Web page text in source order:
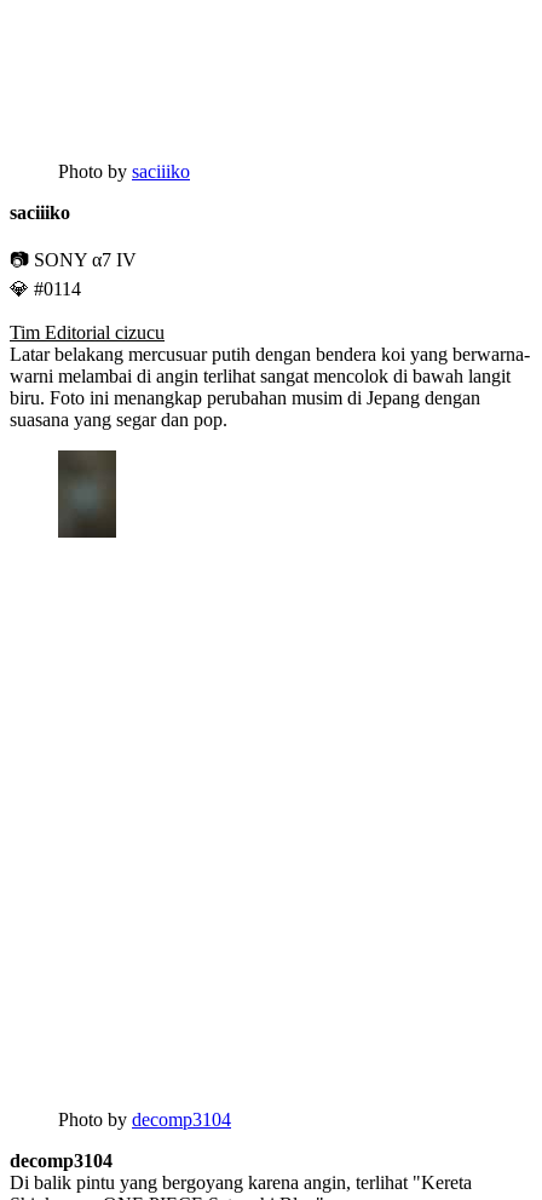
Photo by saciiiko
saciiiko
📷 SONY α7 IV
💎 #0114
Tim Editorial cizucu
Latar belakang mercusuar putih dengan bendera koi yang berwarna-
warni melambai di angin terlihat sangat mencolok di bawah langit
biru. Foto ini menangkap perubahan musim di Jepang dengan
suasana yang segar dan pop.
Photo by decomp3104
decomp3104
Di balik pintu yang bergoyang karena angin, terlihat "Kereta